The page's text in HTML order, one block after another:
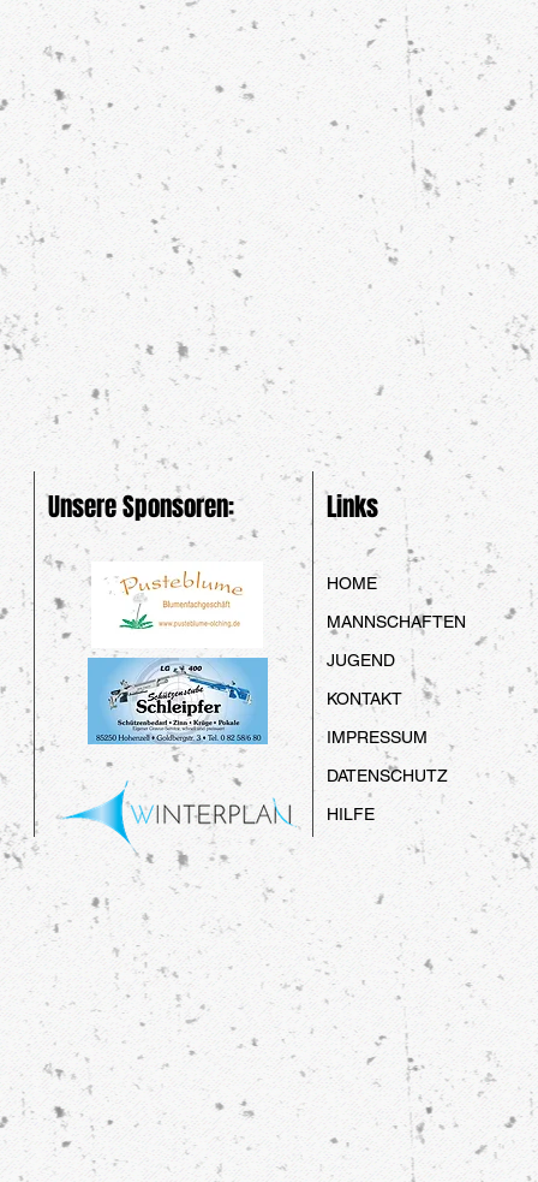
Unsere Sponsoren: Links
HOME
MANNSCHAFTEN
JUGEND
KONTAKT
IMPRESSUM
DATENSCHUTZ
HILFE